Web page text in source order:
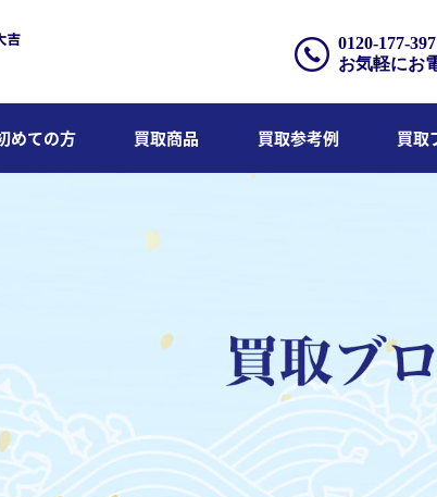
0120-177-397
お気軽にお
めての方 買取商品 買取参考例 買取